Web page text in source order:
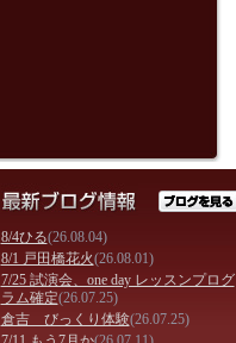
8/4ひる(26.08.04)
8/1 戸田橋花火(26.08.01)
7/25 試演会、one day レッスンプログ
ラム確定(26.07.25)
倉吉 びっくり体験(26.07.25)